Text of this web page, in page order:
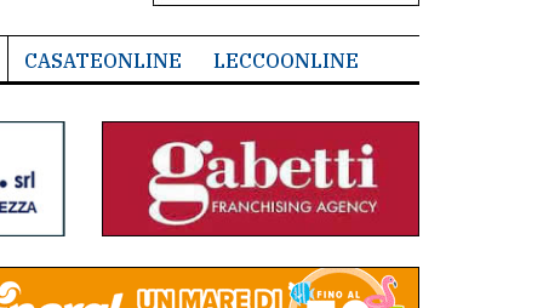
CASATEONLINE LECCOONLINE